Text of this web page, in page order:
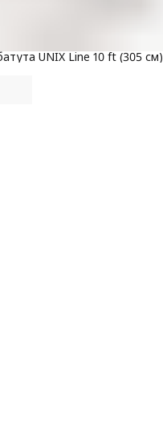
UNIX Line 10 ft (305 см)